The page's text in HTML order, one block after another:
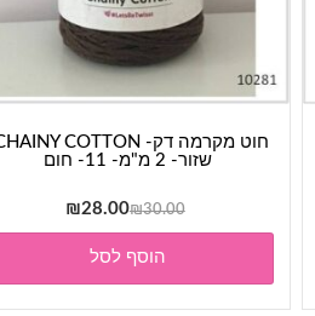
שזור- 2 מ"מ- 11- חום
₪30.00
המחיר
המקורי
היה:
₪30.00.
₪28.00
הנוכחי
₪28.00.
הוסף לסל